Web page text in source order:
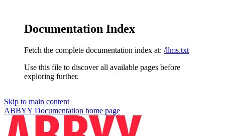
Documentation Index
Fetch the complete documentation index at: /llms.txt
Use this file to discover all available pages before
exploring further.
Skip to main content
ABBYY Documentation home page